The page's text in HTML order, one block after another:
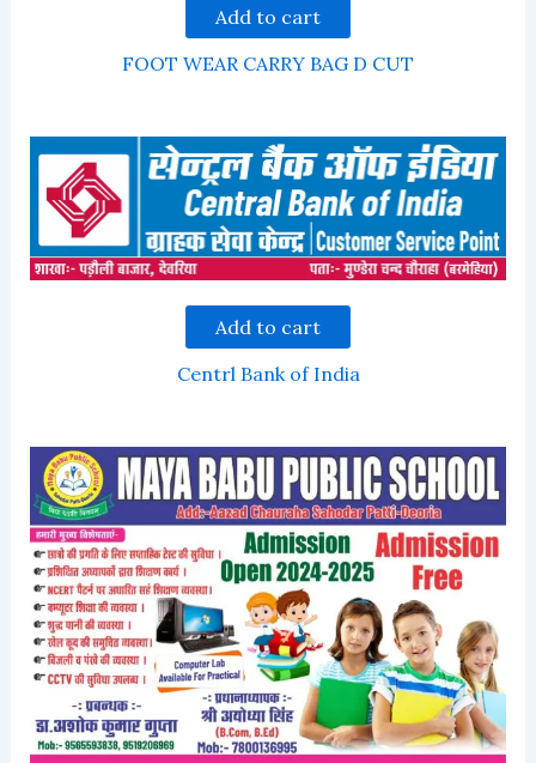
Add to cart
FOOT WEAR CARRY BAG D CUT
Add to cart
Centrl Bank of India